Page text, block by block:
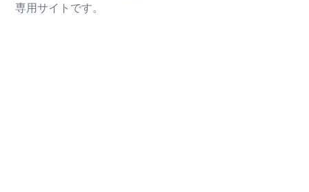
専用サイトです。